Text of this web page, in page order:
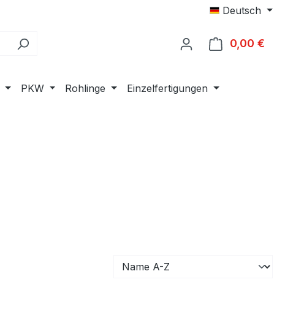
Deutsch
0,00 €
PKW Rohlinge Einzelfertigungen